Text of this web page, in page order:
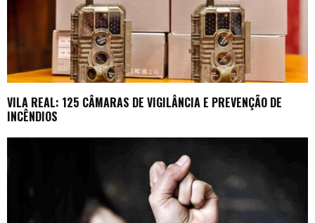
VILA REAL: 125 CÂMARAS DE VIGILÂNCIA E PREVENÇÃO DE
INCÊNDIOS